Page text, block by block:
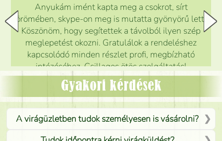
Anyukám imént kapta meg a csokrot, sírt
örömében, skype-on meg is mutatta gyönyörű lett.
Köszönöm, hogy segítettek a távolból ilyen szép
meglepetést okozni. Gratulálok a rendeléshez
kapcsolódó minden részlet profi, megbízható
intézéséhez. Csillagos ötös szolgáltatás!
Mónika
Gyakori kérdések
A virágüzletben tudok személyesen is vásárolni?